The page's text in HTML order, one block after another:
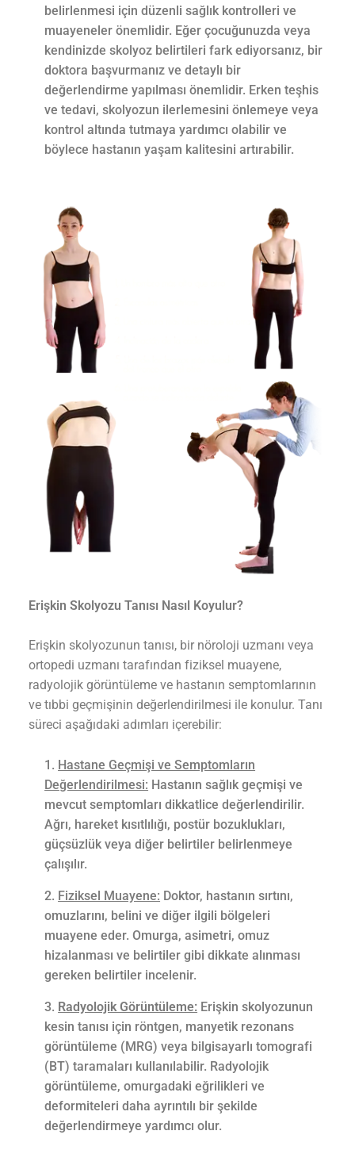
belirlenmesi için düzenli sağlık kontrolleri ve
muayeneler önemlidir. Eğer çocuğunuzda veya
kendinizde skolyoz belirtileri fark ediyorsanız, bir
doktora başvurmanız ve detaylı bir
değerlendirme yapılması önemlidir. Erken teşhis
ve tedavi, skolyozun ilerlemesini önlemeye veya
kontrol altında tutmaya yardımcı olabilir ve
böylece hastanın yaşam kalitesini artırabilir.
Erişkin Skolyozu Tanısı Nasıl Koyulur?
Erişkin skolyozunun tanısı, bir nöroloji uzmanı veya
ortopedi uzmanı tarafından fiziksel muayene,
radyolojik görüntüleme ve hastanın semptomlarının
ve tıbbi geçmişinin değerlendirilmesi ile konulur. Tanı
süreci aşağıdaki adımları içerebilir:
Hastane Geçmişi ve Semptomların
Değerlendirilmesi: Hastanın sağlık geçmişi ve
mevcut semptomları dikkatlice değerlendirilir.
Ağrı, hareket kısıtlılığı, postür bozuklukları,
güçsüzlük veya diğer belirtiler belirlenmeye
çalışılır.
Fiziksel Muayene: Doktor, hastanın sırtını,
omuzlarını, belini ve diğer ilgili bölgeleri
muayene eder. Omurga, asimetri, omuz
hizalanması ve belirtiler gibi dikkate alınması
gereken belirtiler incelenir.
Radyolojik Görüntüleme: Erişkin skolyozunun
kesin tanısı için röntgen, manyetik rezonans
görüntüleme (MRG) veya bilgisayarlı tomografi
(BT) taramaları kullanılabilir. Radyolojik
görüntüleme, omurgadaki eğrilikleri ve
deformiteleri daha ayrıntılı bir şekilde
değerlendirmeye yardımcı olur.